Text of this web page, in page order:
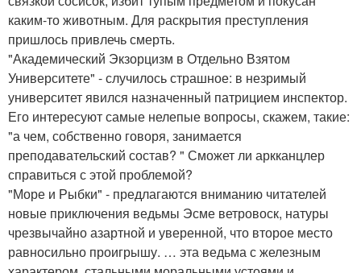
каким-то животным. Для раскрытия преступления
пришлось привлечь смерть.
"Академический Экзорцизм в Отдельно Взятом
Университете" - случилось страшное: в незримый
университет явился назначенный патрицием инспектор.
Его интересуют самые нелепые вопросы, скажем, такие:
"а чем, собственно говоря, занимается
преподавательский состав? " Сможет ли аркканцлер
справиться с этой проблемой?
"Море и Рыбки" - предлагаются вниманию читателей
новые приключения ведьмы Эсме ветровоск, натуры
чрезвычайно азартной и уверенной, что второе место
равносильно проигрышу. … эта ведьма с железным